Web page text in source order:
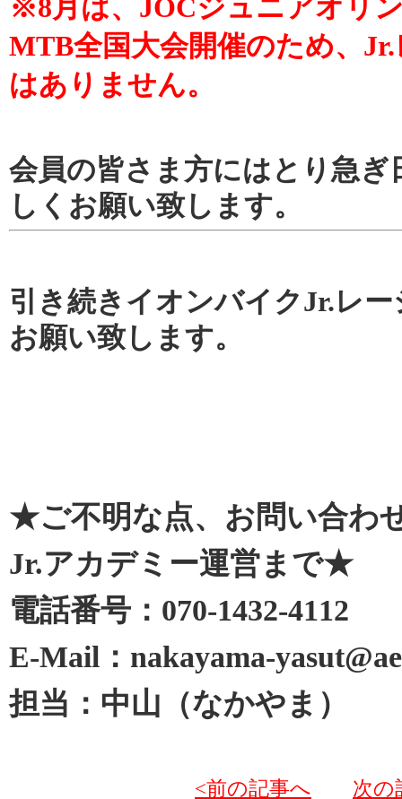
※8月は、JOCジュニアオ
MTB全国大会開催のため、
はありません。
会員の皆さま方にはとり急ぎ
しくお願い致します。
引き続きイオンバイクJr.レ
お願い致します。
★ご不明な点、お問い合わ
Jr.アカデミー運営まで★
電話番号：070-1432-4112
E-Mail：nakayama-
担当：中山（なかやま）
<前の記事へ 次の